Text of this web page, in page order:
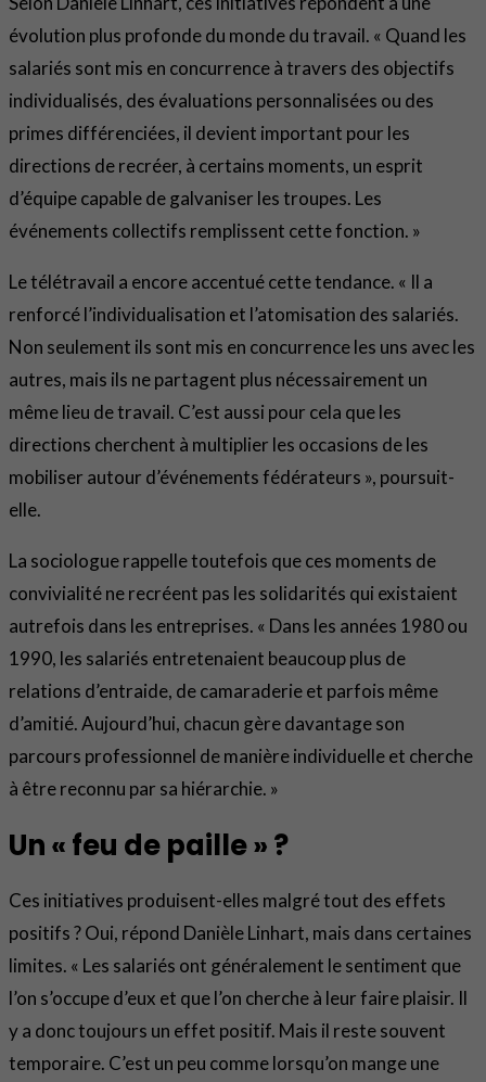
évolution plus profonde du monde du travail. « Quand les
salariés sont mis en concurrence à travers des objectifs
individualisés, des évaluations personnalisées ou des
primes différenciées, il devient important pour les
directions de recréer, à certains moments, un esprit
d’équipe capable de galvaniser les troupes. Les
événements collectifs remplissent cette fonction. »
Le télétravail a encore accentué cette tendance. « Il a
renforcé l’individualisation et l’atomisation des salariés.
Non seulement ils sont mis en concurrence les uns avec les
autres, mais ils ne partagent plus nécessairement un
même lieu de travail. C’est aussi pour cela que les
directions cherchent à multiplier les occasions de les
mobiliser autour d’événements fédérateurs », poursuit-
elle.
La sociologue rappelle toutefois que ces moments de
convivialité ne recréent pas les solidarités qui existaient
autrefois dans les entreprises. « Dans les années 1980 ou
1990, les salariés entretenaient beaucoup plus de
relations d’entraide, de camaraderie et parfois même
d’amitié. Aujourd’hui, chacun gère davantage son
parcours professionnel de manière individuelle et cherche
à être reconnu par sa hiérarchie. »
Un « feu de paille » ?
Ces initiatives produisent-elles malgré tout des effets
positifs ? Oui, répond Danièle Linhart, mais dans certaines
limites. « Les salariés ont généralement le sentiment que
l’on s’occupe d’eux et que l’on cherche à leur faire plaisir. Il
y a donc toujours un effet positif. Mais il reste souvent
temporaire. C’est un peu comme lorsqu’on mange une